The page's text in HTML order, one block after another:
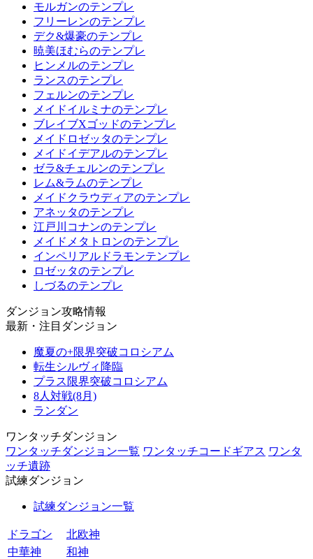
モルガンのテンプレ
フリーレンのテンプレ
デク&爆豪のテンプレ
暁美ほむらのテンプレ
ヒンメルのテンプレ
ランスのテンプレ
フェルンのテンプレ
メイドイルミナのテンプレ
ブレイブXゴッドのテンプレ
メイドロゼッタのテンプレ
メイドイデアルのテンプレ
ゼラ&チェルンのテンプレ
レム&ラムのテンプレ
メイドクラウディアのテンプレ
アネッタのテンプレ
江戸川コナンのテンプレ
メイドメタトロンのテンプレ
インペリアルドラモンテンプレ
ロゼッタのテンプレ
しづるのテンプレ
ダンジョン攻略情報
最新・注目ダンジョン
魔夏の+限界突破コロシアム
転生シルヴィ降臨
プラス限界突破コロシアム
8人対戦(8月)
ランダン
ワンタッチダンジョン
ワンタッチダンジョン一覧 ワンタッチコードギアス ワンタ
ッチ遺跡
試練ダンジョン
試練ダンジョン一覧
ドラゴン
北欧神
中華神
和神